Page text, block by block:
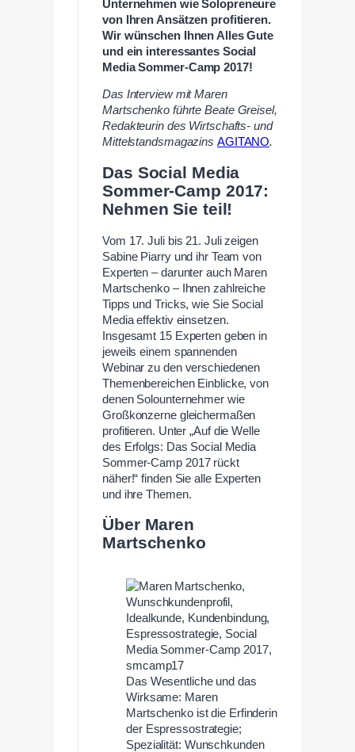
Unternehmen wie Solopreneure
von Ihren Ansätzen profitieren.
Wir wünschen Ihnen Alles Gute
und ein interessantes Social
Media Sommer-Camp 2017!
Das Interview mit Maren
Martschenko führte Beate Greisel,
Redakteurin des Wirtschafts- und
Mittelstandsmagazins AGITANO.
Das Social Media
Sommer-Camp 2017:
Nehmen Sie teil!
Vom 17. Juli bis 21. Juli zeigen
Sabine Piarry und ihr Team von
Experten – darunter auch Maren
Martschenko – Ihnen zahlreiche
Tipps und Tricks, wie Sie Social
Media effektiv einsetzen.
Insgesamt 15 Experten geben in
jeweils einem spannenden
Webinar zu den verschiedenen
Themenbereichen Einblicke, von
denen Solounternehmer wie
Großkonzerne gleichermaßen
profitieren. Unter „Auf die Welle
des Erfolgs: Das Social Media
Sommer-Camp 2017 rückt
näher!“ finden Sie alle Experten
und ihre Themen.
Über Maren
Martschenko
Das Wesentliche und das
Wirksame: Maren
Martschenko ist die Erfinderin
der Espressostrategie;
Spezialität: Wunschkunden